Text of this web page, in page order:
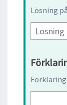
Lösning